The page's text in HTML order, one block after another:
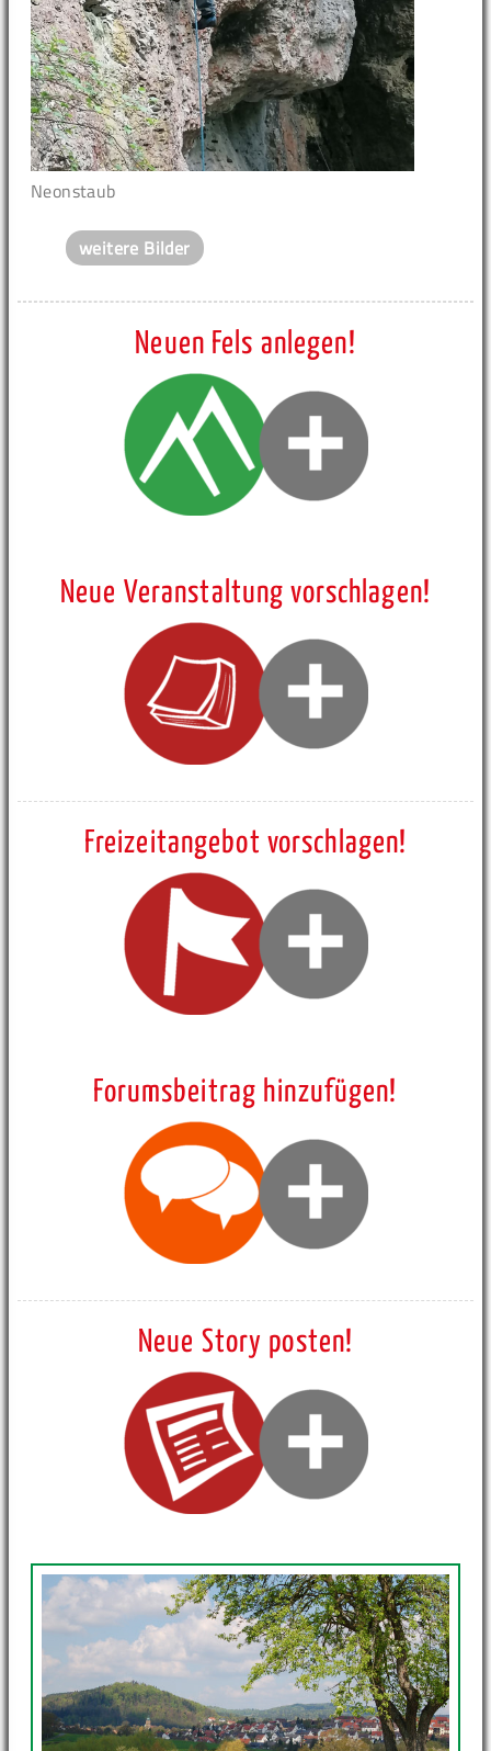
Neonstaub
weitere Bilder
Neuen Fels anlegen!
Neue Veranstaltung vorschlagen!
Freizeitangebot vorschlagen!
Forumsbeitrag hinzufügen!
Neue Story posten!